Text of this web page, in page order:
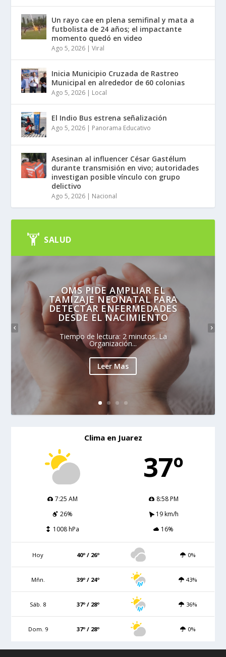
Un rayo cae en plena semifinal y mata a
futbolista de 24 años; el impactante
momento quedó en video
Ago 5, 2026 |Viral
Inicia Municipio Cruzada de Rastreo
Municipal en alrededor de 60 colonias
Ago 5, 2026 | Local
El Indio Bus estrena señalización
Ago 5, 2026 | Panorama Educativo
Asesinan al influencer César Gastélum
durante transmisión en vivo; autoridades
investigan posible vínculo con grupo
delictivo
Ago 5, 2026 | Nacional
SALUD
OMS PIDE AMPLIAR EL
TAMIZAJE NEONATAL PARA
DETECTAR ENFERMEDADES
DESDE EL NACIMIENTO
Tiempo de lectura: 2 minutos. La
Organización...
Leer Mas
Clima en Juarez
37º
7:25 AM
8:58 PM
26%
19 km/h
1008 hPa
16%
Hoy 40º / 26º 0%
Mñn. 39º / 24º 43%
Sáb. 8 37º / 28º 36%
Dom. 9 37º / 28º 0%